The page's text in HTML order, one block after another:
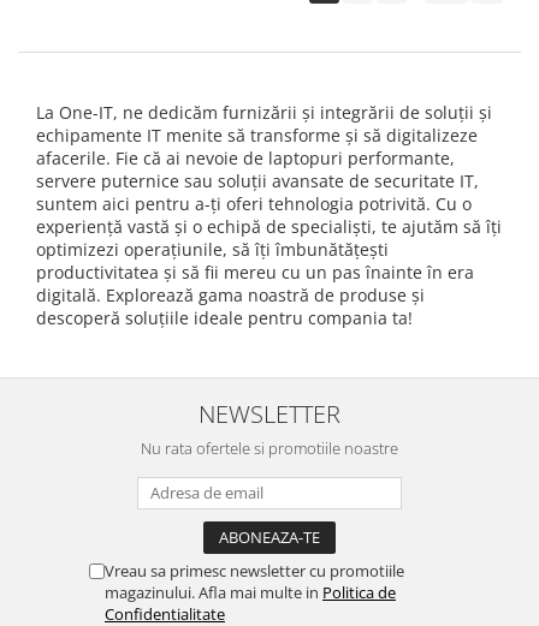
La One-IT, ne dedicăm furnizării și integrării de soluții și
echipamente IT menite să transforme și să digitalizeze
afacerile. Fie că ai nevoie de laptopuri performante,
servere puternice sau soluții avansate de securitate IT,
suntem aici pentru a-ți oferi tehnologia potrivită. Cu o
experiență vastă și o echipă de specialiști, te ajutăm să îți
optimizezi operațiunile, să îți îmbunătățești
productivitatea și să fii mereu cu un pas înainte în era
digitală. Explorează gama noastră de produse și
descoperă soluțiile ideale pentru compania ta!
NEWSLETTER
Nu rata ofertele si promotiile noastre
Vreau sa primesc newsletter cu promotiile
magazinului. Afla mai multe in Politica de
Confidentialitate